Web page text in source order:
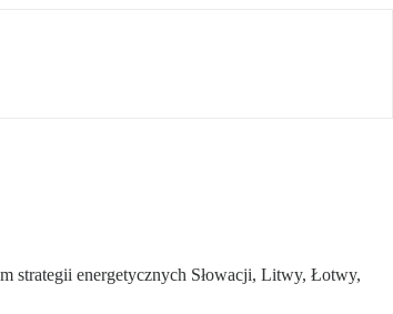
strategii energetycznych Słowacji, Litwy, Łotwy,